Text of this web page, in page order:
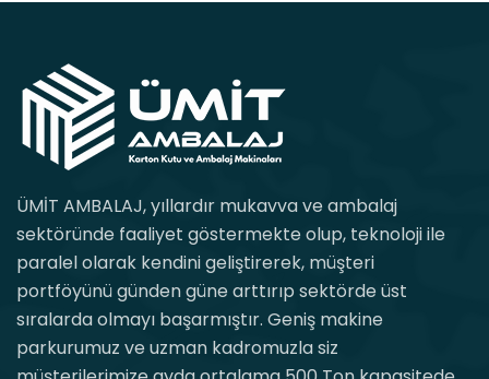
ÜMİT AMBALAJ, yıllardır mukavva ve ambalaj
sektöründe faaliyet göstermekte olup, teknoloji ile
paralel olarak kendini geliştirerek, müşteri
portföyünü günden güne arttırıp sektörde üst
sıralarda olmayı başarmıştır. Geniş makine
parkurumuz ve uzman kadromuzla siz